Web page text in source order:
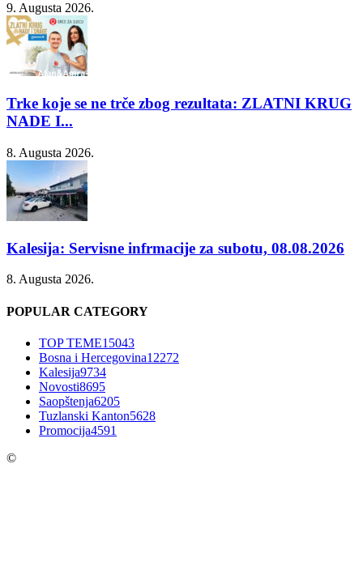
9. Augusta 2026.
Trke koje se ne trče zbog rezultata: ZLATNI KRUG
NADE I...
8. Augusta 2026.
Kalesija: Servisne infrmacije za subotu, 08.08.2026
8. Augusta 2026.
POPULAR CATEGORY
TOP TEME15043
Bosna i Hercegovina12272
Kalesija9734
Novosti8695
Saopštenja6205
Tuzlanski Kanton5628
Promocija4591
©